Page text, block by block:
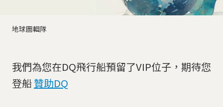
地球圖輯隊
我們為您在DQ飛行船預留了VIP位子，期待您
登船贊助DQ